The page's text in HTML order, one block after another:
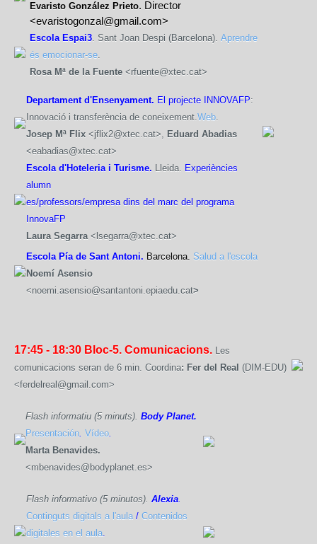
Evaristo González Prieto. Director
<evaristogonzal@gmail.com>
Escola Espai3. Sant Joan Despi (Barcelona). Aprendre
és emocionar-se.
Rosa Mª de la Fuente <rfuente@xtec.cat>
Departament d'Ensenyament. El projecte INNOVAFP:
Innovació i transferència de coneixement.Web.
Josep Mª Flix <jflix2@xtec.cat>, Eduard Abadias
<eabadias@xtec.cat>
Escola d'Hoteleria i Turisme. Lleida. Experiències
alumn
es/professors/empresa dins del marc del programa
InnovaFP
Laura Segarra<lsegarra@xtec.cat>
Escola Pía de Sant Antoni. Barcelona. Salud a l'escola
Noemí Asensio
<noemi.asensio@santantoni.epiaedu.cat>
17:45 - 18:30 Bloc-5. Comunicacions. Les
comunicacions seran de 6 min. Coordina: Fer del Real (DIM-EDU)
<ferdelreal@gmail.com>
Flash informatiu (5 minuts). Body Planet.
Presentación. Vídeo.
Marta Benavides.
<mbenavides@bodyplanet.es>
Flash informativo (5 minutos). Alexia.
Continguts digitals a l'aula / Contenidos
digitales en el aula.